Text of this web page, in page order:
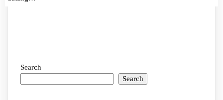
Search
Search